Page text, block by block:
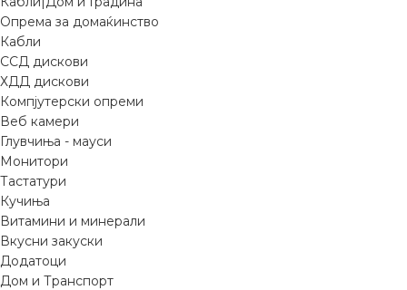
Опрема за домаќинство
Кабли
ССД дискови
ХДД дискови
Компјутерски опреми
Веб камери
Глувчиња - мауси
Монитори
Тастатури
Кучиња
Витамини и минерали
Вкусни закуски
Додатоци
Дом и Транспорт